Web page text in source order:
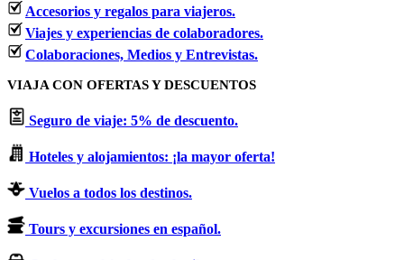
Accesorios y regalos para viajeros.
Viajes y experiencias de colaboradores.
Colaboraciones, Medios y Entrevistas.
VIAJA CON OFERTAS Y DESCUENTOS
Seguro de viaje: 5% de descuento.
Hoteles y alojamientos: ¡la mayor oferta!
Vuelos a todos los destinos.
Tours y excursiones en español.